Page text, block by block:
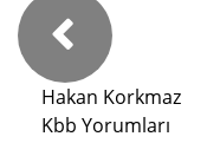
Hakan Korkmaz
Kbb Yorumları